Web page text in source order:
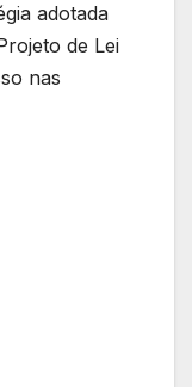
adotada
de Lei
nas